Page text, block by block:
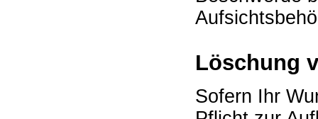
Löschung
Sofern Ihr